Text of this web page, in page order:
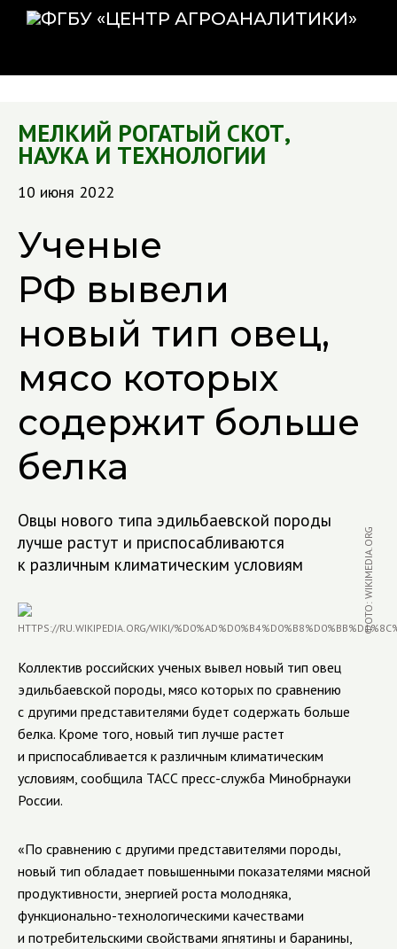
МЕЛКИЙ РОГАТЫЙ СКОТ,
НАУКА И ТЕХНОЛОГИИ
10 июня 2022
Ученые
РФ вывели
новый тип овец,
мясо которых
содержит больше
белка
Овцы нового типа эдильбаевской породы
лучше растут и приспосабливаются
к различным климатическим условиям
ФОТО: WIKIMEDIA.ORG
Коллектив российских ученых вывел новый тип овец
эдильбаевской породы, мясо которых по сравнению
с другими представителями будет содержать больше
белка. Кроме того, новый тип лучше растет
и приспосабливается к различным климатическим
условиям, сообщила ТАСС пресс-служба Минобрнауки
России.
«По сравнению с другими представителями породы,
новый тип обладает повышенными показателями мясной
продуктивности, энергией роста молодняка,
функционально-технологическими качествами
и потребительскими свойствами ягнятины и баранины,